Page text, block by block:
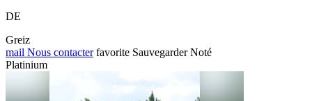
DE
Greiz
mail Nous contacter favorite Sauvegarder Noté
Platinium